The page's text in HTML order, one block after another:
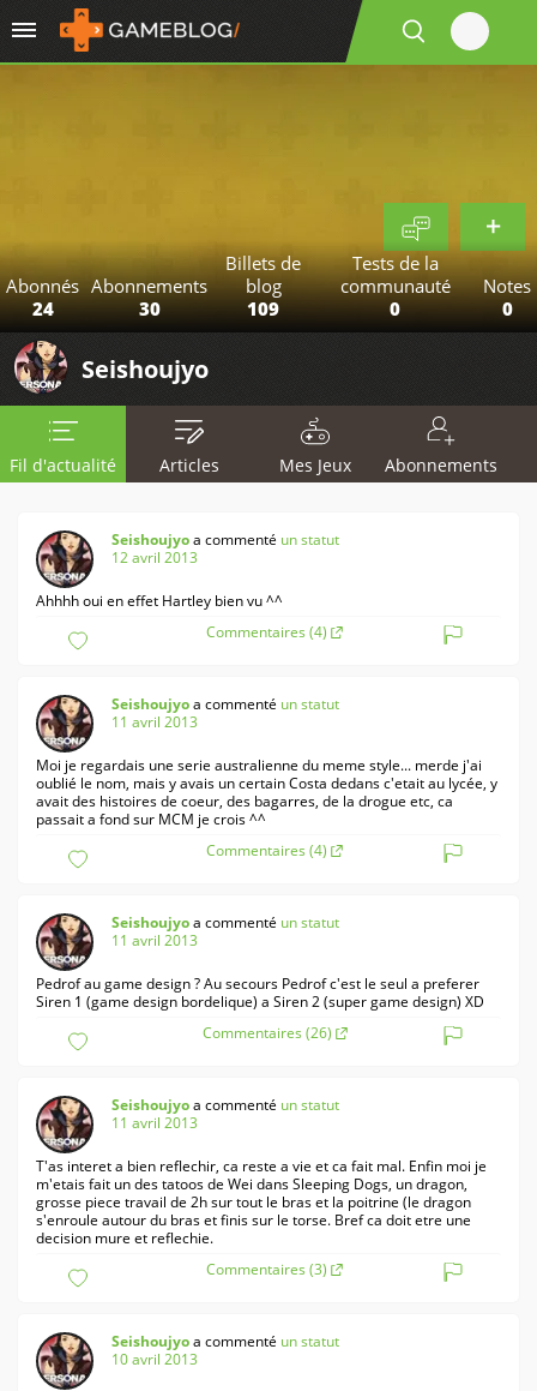
Abonnés
24
Abonnements
30
Billets de
blog
109
Tests de la
communauté
0
Notes
0
Seishoujyo
Fil d'actualité Articles Mes Jeux Abonnements
Seishoujyoa commenté un statut
12 avril 2013
Ahhhh oui en effet Hartley bien vu ^^
Commentaires (4)
Seishoujyoa commenté un statut
11 avril 2013
Moi je regardais une serie australienne du meme style... merde j'ai
oublié le nom, mais y avais un certain Costa dedans c'etait au lycée, y
avait des histoires de coeur, des bagarres, de la drogue etc, ca
passait a fond sur MCM je crois ^^
Commentaires (4)
Seishoujyoa commenté un statut
11 avril 2013
Pedrof au game design ? Au secours Pedrof c'est le seul a preferer
Siren 1 (game design bordelique) a Siren 2 (super game design) XD
Commentaires (26)
Seishoujyoa commenté un statut
11 avril 2013
T'as interet a bien reflechir, ca reste a vie et ca fait mal. Enfin moi je
m'etais fait un des tatoos de Wei dans Sleeping Dogs, un dragon,
grosse piece travail de 2h sur tout le bras et la poitrine (le dragon
s'enroule autour du bras et finis sur le torse. Bref ca doit etre une
decision mure et reflechie.
Commentaires (3)
Seishoujyoa commenté un statut
10 avril 2013